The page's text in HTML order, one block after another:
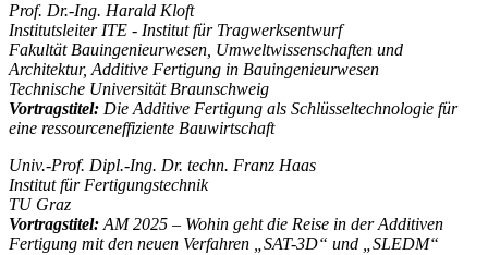
Prof. Dr.-Ing. Harald Kloft
Institutsleiter ITE - Institut für Tragwerksentwurf
Fakultät Bauingenieurwesen, Umweltwissenschaften und
Architektur, Additive Fertigung in Bauingenieurwesen
Technische Universität Braunschweig
Vortragstitel: Die Additive Fertigung als Schlüsseltechnologie für
eine ressourceneffiziente Bauwirtschaft
Univ.-Prof. Dipl.-Ing. Dr. techn. Franz Haas
Institut für Fertigungstechnik
TU Graz
Vortragstitel: AM 2025 – Wohin geht die Reise in der Additiven
Fertigung mit den neuen Verfahren „SAT-3D“ und „SLEDM“